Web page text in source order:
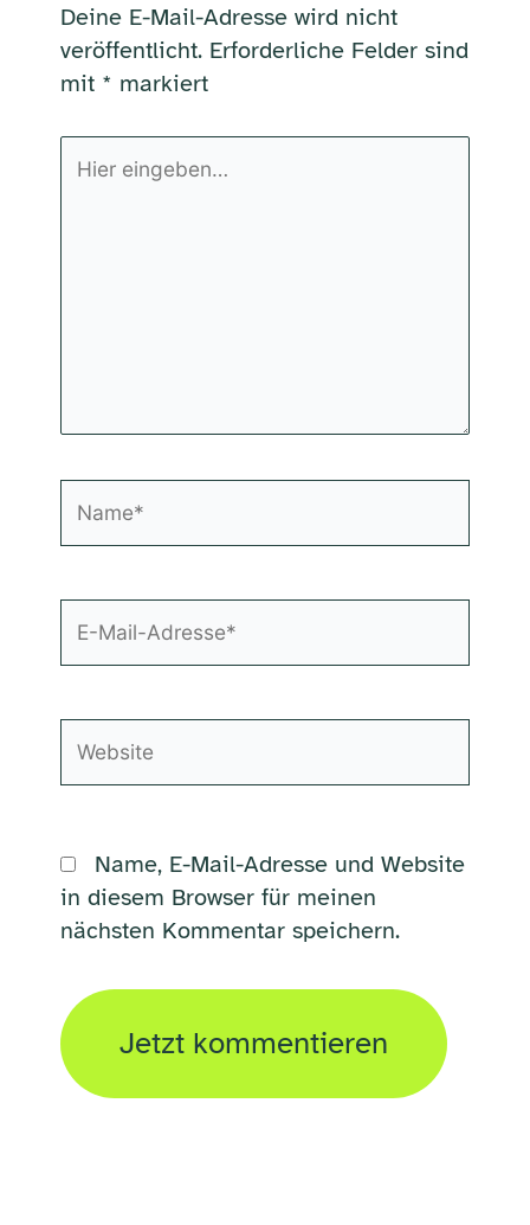
Deine E-Mail-Adresse wird nicht
veröffentlicht. Erforderliche Felder sind
mit * markiert
eingeben…
Mail-
Name, E-Mail-Adresse und Website
in diesem Browser für meinen
nächsten Kommentar speichern.